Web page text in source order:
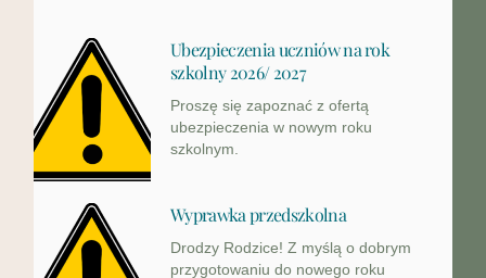
Ubezpieczenia uczniów na rok
szkolny 2026/ 2027
Proszę się zapoznać z ofertą
ubezpieczenia w nowym roku
szkolnym.
Wyprawka przedszkolna
Drodzy Rodzice! Z myślą o dobrym
przygotowaniu do nowego roku